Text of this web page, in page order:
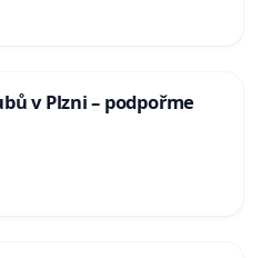
v Plzni – podpořme